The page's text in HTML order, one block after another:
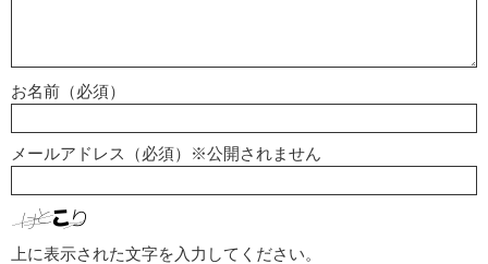
お名前（必須）
メールアドレス（必須）※公開されません
上に表示された文字を入力してください。